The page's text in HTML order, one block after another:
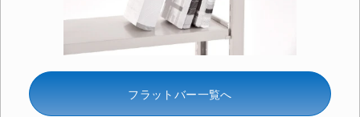
フラットバー一覧へ